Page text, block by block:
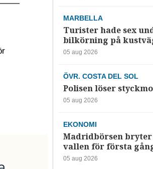
MARBELLA
Turister hade sex
bilkörning på
05 aug 2026
ÖVR. COSTA DEL SOL
Polisen löser
05 aug 2026
EKONOMI
Madridbörsen bryter
vallen för första
05 aug 2026